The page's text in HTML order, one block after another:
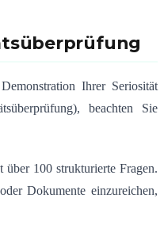
Ihrer Seriosität
beachten Sie
100 strukturierte Fragen.
Dokumente einzureichen,